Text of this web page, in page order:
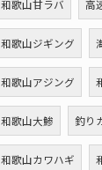
和歌山甘ラバ 高
和歌山ジギング
和歌山アジング
和歌山大鯵 釣り
和歌山カワハギ